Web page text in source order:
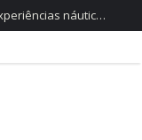
Gala Internacional de Folclore leva as tradições do mundo ao Parque do Arnado